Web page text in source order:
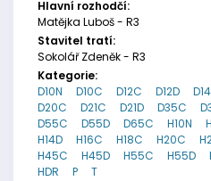
Hlavní rozhodčí:
Matějka Luboš - R3
Stavitel tratí:
Sokolář Zdeněk - R3
Kategorie:
D10N
D10C D12C D12D
D20C
D21C D21D D35C
D55C
D55D D65C H10N
H14D
H16C H18C H20C
H45C
H45D H55C H55D
HDR
P T